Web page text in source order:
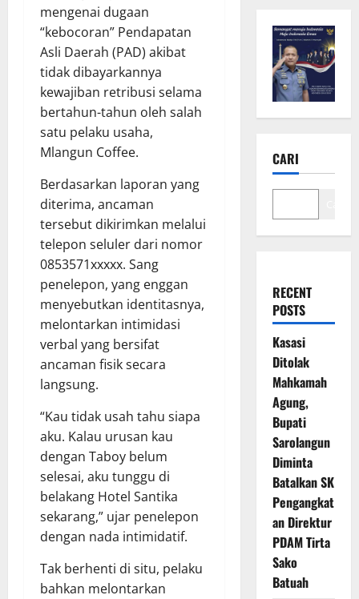
mengenai dugaan
“kebocoran” Pendapatan
Asli Daerah (PAD) akibat
tidak dibayarkannya
kewajiban retribusi selama
bertahun-tahun oleh salah
satu pelaku usaha,
Mlangun Coffee.
Berdasarkan laporan yang
diterima, ancaman
tersebut dikirimkan melalui
telepon seluler dari nomor
0853571xxxxx. Sang
penelepon, yang enggan
menyebutkan identitasnya,
melontarkan intimidasi
verbal yang bersifat
ancaman fisik secara
langsung.
“Kau tidak usah tahu siapa
aku. Kalau urusan kau
dengan Taboy belum
selesai, aku tunggu di
belakang Hotel Santika
sekarang,” ujar penelepon
dengan nada intimidatif.
Tak berhenti di situ, pelaku
bahkan melontarkan
CARI
RECENT
POSTS
Kasasi
Ditolak
Mahkamah
Agung,
Bupati
Sarolangun
Diminta
Batalkan SK
Pengangkat
an Direktur
PDAM Tirta
Sako
Batuah